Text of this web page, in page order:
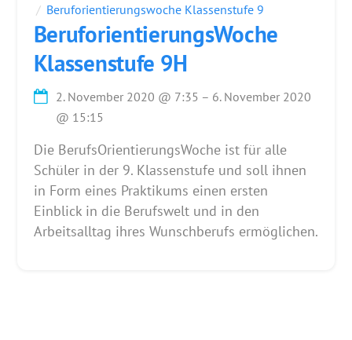
Beruforientierungswoche Klassenstufe 9
BeruforientierungsWoche
Klassenstufe 9H
2. November 2020 @ 7:35 – 6. November 2020
@ 15:15
Die BerufsOrientierungsWoche ist für alle
Schüler in der 9. Klassenstufe und soll ihnen
in Form eines Praktikums einen ersten
Einblick in die Berufswelt und in den
Arbeitsalltag ihres Wunschberufs ermöglichen.